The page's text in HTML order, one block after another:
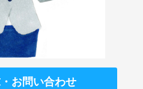
お問い合わせ